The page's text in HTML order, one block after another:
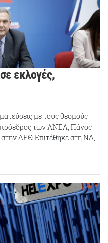
εκλογές,
με τους θεσμούς
πρόεδρος των ΑΝΕΛ, Πάνος
ΔΕΘ. Επιτέθηκε στη ΝΔ,